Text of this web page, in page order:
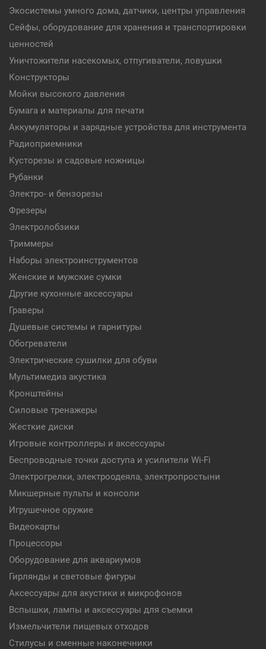
Экосистемы умного дома, датчики, центры управления
Сейфы, оборудование для хранения и транспортировки
ценностей
Уничтожители насекомых, отпугиватели, ловушки
Конструкторы
Мойки высокого давления
Бумага и материалы для печати
Аккумуляторы и зарядные устройства для инструмента
Радиоприемники
Кусторезы и садовые ножницы
Рубанки
Электро- и бензорезы
Фрезеры
Электролобзики
Триммеры
Наборы электроинструментов
Женские и мужские сумки
Другие кухонные аксессуары
Граверы
Душевые системы и гарнитуры
Обогреватели
Электрические сушилки для обуви
Мультимедиа акустика
Кронштейны
Силовые тренажеры
Жесткие диски
Игровые контроллеры и аксессуары
Беспроводные точки доступа и усилители Wi-Fi
Электрогрелки, электроодеяла, электропростыни
Микшерные пульты и консоли
Игрушечное оружие
Видеокарты
Процессоры
Оборудование для аквариумов
Гирлянды и световые фигуры
Аксессуары для акустики и микрофонов
Вспышки, лампы и аксессуары для съемки
Измельчители пищевых отходов
Стилусы и сменные наконечники